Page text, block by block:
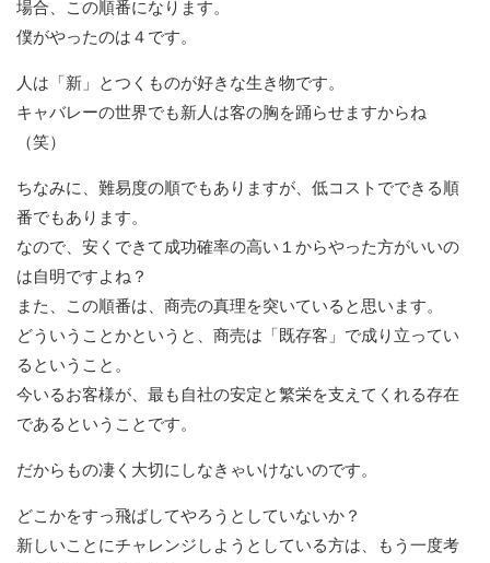
場合、この順番になります。
僕がやったのは４です。
人は「新」とつくものが好きな生き物です。
キャバレーの世界でも新人は客の胸を踊らせますからね
（笑）
ちなみに、難易度の順でもありますが、低コストでできる順
番でもあります。
なので、安くできて成功確率の高い１からやった方がいいの
は自明ですよね？
また、この順番は、商売の真理を突いていると思います。
どういうことかというと、商売は「既存客」で成り立ってい
るということ。
今いるお客様が、最も自社の安定と繁栄を支えてくれる存在
であるということです。
だからもの凄く大切にしなきゃいけないのです。
どこかをすっ飛ばしてやろうとしていないか？
新しいことにチャレンジしようとしている方は、もう一度考